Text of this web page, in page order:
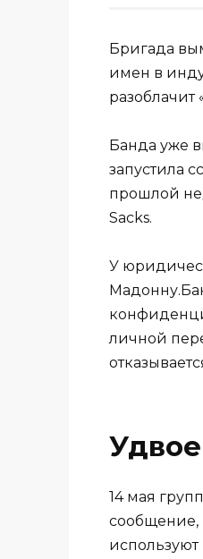
Бригада
имен в
Банда уже
запустила
прошлой
Sacks.
У
личной
14 мая
сообщение,